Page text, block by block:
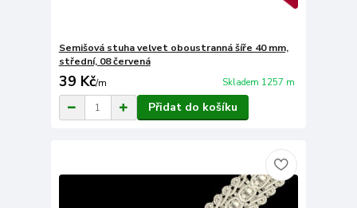
Semišová stuha velvet oboustranná šíře 40 mm,
střední, 08 červená
39 Kč/m Skladem 1257 m
Přidat do košíku